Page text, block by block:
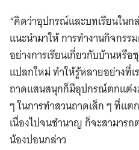
“คิดว่าอุปกรณ์และบทเรียนใน
แนะนำมาให้ การทำงานกิจกร
อย่างการเรียนเกี่ยวกับบ้านหรือ
แปลกใหม่ ทำให้รู้หลายอย่างที่
ถาดแสนสนุกก็มีอุปกรณ์ตกแต่ง
ๆ ในการทำสวนถาดเล็ก ๆ ที่แต
เนื่องไปจนชำนาญ ก็จะสามาร
น้องปอนกล่าว